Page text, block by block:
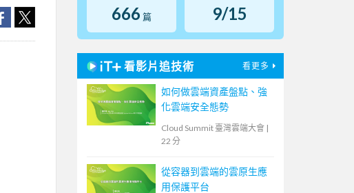
666 篇 9/15
看影片追技術 看更多
如何做雲端資產盤點、強
化雲端安全態勢
Cloud Summit 臺灣雲端大會 |
22 分
從容器到雲端的雲原生應
用保護平台